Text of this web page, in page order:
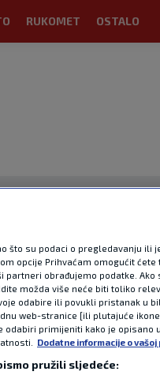
RUKOMET OSTALO
što su podaci o pregledavanju ili
opcije Prihvaćam omogućit ćete
partneri obrađujemo podatke. Ako
možda više neće biti toliko
odabire ili povukli pristanak u
web-stranice [ili plutajuće
odabiri primijeniti kako je opisano
Dodatne informacije o
pružili sljedeće: